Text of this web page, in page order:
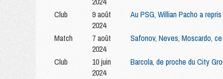
Club
9 août
2024
Au PSG, Willian Pacho a
Match
7 août
2024
Safonov, Neves, Moscardo,
Club
10 juin
2024
Barcola, de proche du City